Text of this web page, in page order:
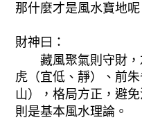
那什麼才是風水寶地呢
財神曰：
藏風聚氣則守財
虎（宜低、靜）、前
山），格局方正，避
則是基本風水理論。